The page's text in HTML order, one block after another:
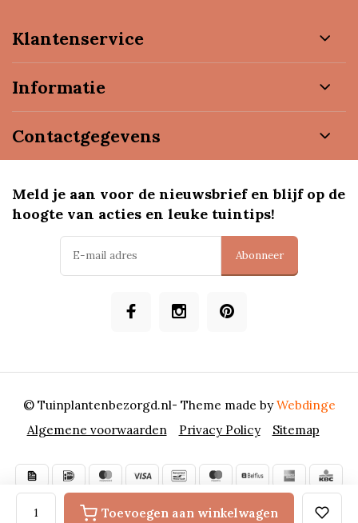
Toevoegen aan winkelwagen
Klantenservice
Informatie
Contactgegevens
Meld je aan voor de nieuwsbrief en blijf op de
hoogte van acties en leuke tuintips!
Abonneer
Algemene voorwaarden Privacy Policy Sitemap
© Tuinplantenbezorgd.nl- Theme made byWebdinge